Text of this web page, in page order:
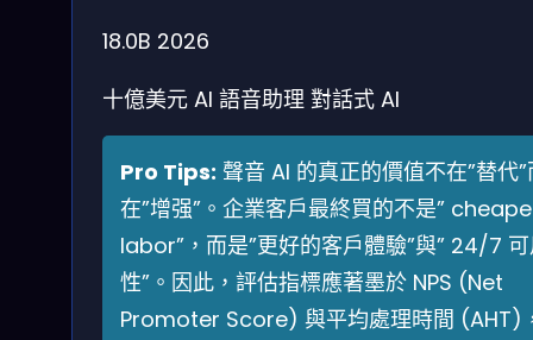
18.0B 2026
十億美元 AI 語音助理 對話式 AI
Pro Tips: 聲音 AI 的真正的價值不在”替代”
在”增强”。企業客戶最終買的不是”
labor”，而是”更好的客戶體驗”與” 24/7
性”。因此，評估指標應著墨於 NPS (Net
Promoter Score) 與平均處理時間 (AHT)